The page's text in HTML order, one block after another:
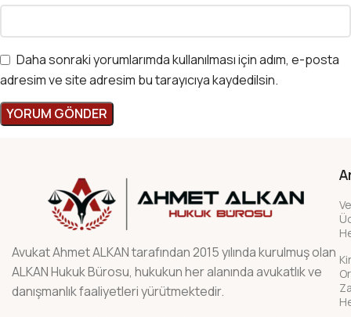
Daha sonraki yorumlarımda kullanılması için adım, e-posta
adresim ve site adresim bu tarayıcıya kaydedilsin.
Avukat Ahmet ALKAN tarafından 2015 yılında kurulmuş olan
ALKAN Hukuk Bürosu, hukukun her alanında avukatlık ve
danışmanlık faaliyetleri yürütmektedir.